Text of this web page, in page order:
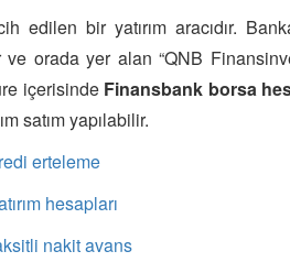
edilen bir yatırım aracıdır.
ve orada yer alan “QNB
içerisinde Finansbank borsa
satım yapılabilir.
erteleme
hesapları
nakit avans